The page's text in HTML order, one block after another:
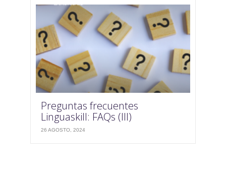
Preguntas frecuentes
Linguaskill: FAQs (III)
26 AGOSTO, 2024